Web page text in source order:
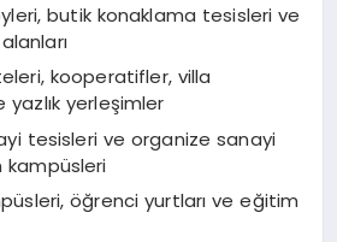
butik konaklama tesisleri ve
kooperatifler, villa
yazlık yerleşimler
tesisleri ve organize sanayi
kampüsleri
öğrenci yurtları ve eğitim